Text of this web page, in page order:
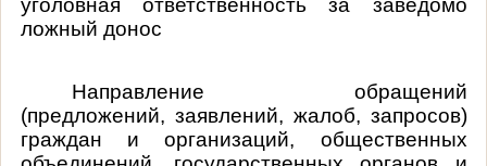
ложный донос
Направление обращений
(предложений, заявлений, жалоб, запросов)
граждан и организаций, общественных